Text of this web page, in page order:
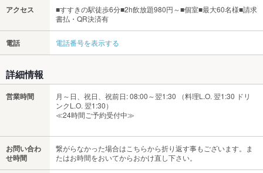
アクセス
■すすきの駅徒歩6分■2h飲放題980円～■個室■最大60名様■請求
書払・QR決済有
電話 電話番号を表示する
詳細情報
営業時間
月～日、祝日、祝前日: 08:00～翌1:30 （料理L.O. 翌1:30 ドリ
ンクL.O. 翌1:30）
≪24時間ご予約受付中≫
お問い合わ
せ時間
繋がらなかった場合はこちらから折り返す事もございます。ま
たはお時間をおいてからおかけ直し下さい。